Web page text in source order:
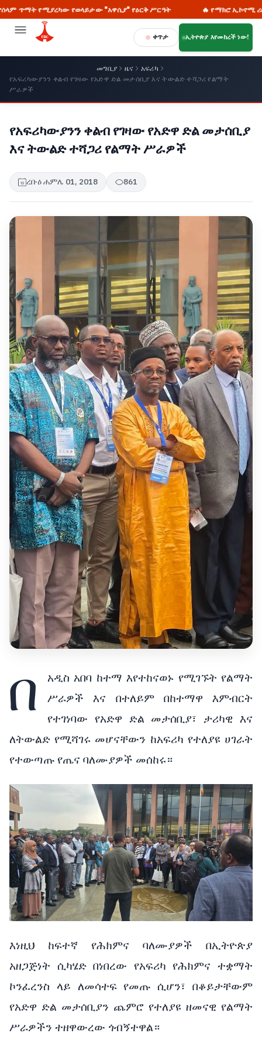
የወላይታው "አዋሲያ" የዕርቅ ሥርዓት 🔥 የማክሮ ኢኮኖሚ ሪፎርሙንና
ቀጥታ ኢትዮጵያ እየመከረች ነው!
መግቢያ ዜና
አፍሪካ
የአፍሪካውያንን ቀልብ የገዛው የአድዋ ድል መታሰቢያ እና ትውልድ ተሻጋሪ የልማት
ሥራዎች
የአፍሪካውያንን ቀልብ የገዛው የአድዋ ድል መታሰቢያ
እና ትውልድ ተሻጋሪ የልማት ሥራዎች
ረቡዕ ሐምሌ 01, 2018 861
በ
አዲስ አበባ ከተማ እየተከናወኑ የሚገኙት የልማት
ሥራዎች እና በተለይም በከተማዋ እምብርት
የተገነባው የአድዋ ድል መታሰቢያ፣ ታሪካዊ እና
ለትውልድ የሚሻገሩ መሆናቸውን ከአፍሪካ የተለያዩ ሀገራት
የተውጣጡ የጤና ባለሙያዎች መሰከሩ።
እነዚህ ከፍተኛ የሕክምና ባለሙያዎች በኢትዮጵያ
አዘጋጅነት ሲካሄድ በነበረው የአፍሪካ የሕክምና ተቋማት
ኮንፈረንስ ላይ ለመሳተፍ የመጡ ሲሆን፣ በቆይታቸውም
የአድዋ ድል መታሰቢያን ጨምሮ የተለያዩ ዘመናዊ የልማት
ሥራዎችን ተዘዋውረው ጎብኝተዋል።